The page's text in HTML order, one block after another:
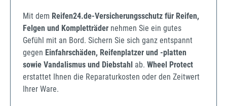
Mit dem Reifen24.de-Versicherungsschutz für Reifen,
Felgen und Kompletträder nehmen Sie ein gutes
Gefühl mit an Bord. Sichern Sie sich ganz entspannt
gegen Einfahrschäden, Reifenplatzer und -platten
sowie Vandalismus und Diebstahl ab. Wheel Protect
erstattet Ihnen die Reparaturkosten oder den Zeitwert
Ihrer Ware.